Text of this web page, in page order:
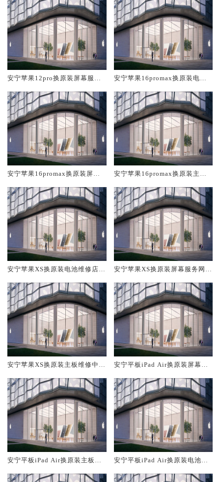
安宁苹果12pro换原装屏幕服务
安宁苹果16promax换原装电池
安宁苹果16promax换原装屏幕
安宁苹果16promax换原装主板
安宁苹果XS换原装电池维修店大
安宁苹果XS换原装屏幕服务网点
安宁苹果XS换原装主板维修中心
安宁平板iPad Air换原装屏幕服
安宁平板iPad Air换原装主板维
安宁平板iPad Air换原装电池维